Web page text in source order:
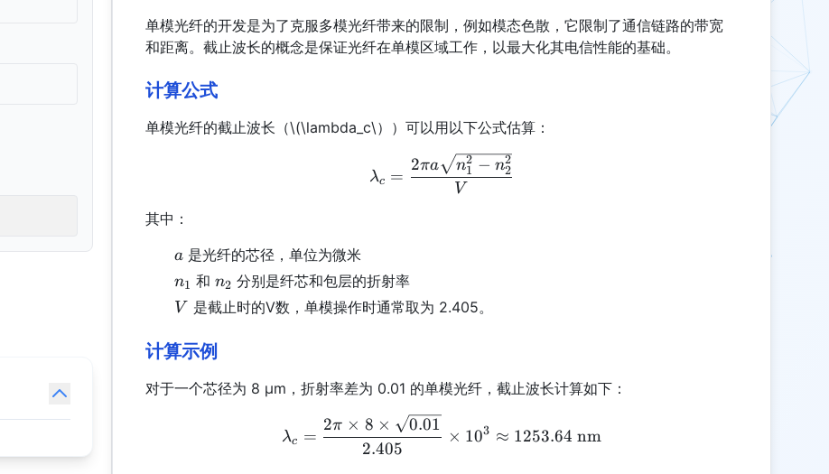
单模光纤的开发是为了克服多模光纤带来的限制，例如模态色散，它限制了通信链路的带宽
和距离。截止波长的概念是保证光纤在单模区域工作，以最大化其电信性能的基础。
计算公式
单模光纤的截止波长（\(\lambda_c\））可以用以下公式估算：
\lambda_c = \frac{2 \pi a \sqrt{n_1^2 -
λc =
V
2πa n1
2 − n2
2
其中：
a
a 是光纤的芯径，单位为微米
n_1
n1 和n_2
n2 分别是纤芯和包层的折射率
V
V 是截止时的V数，单模操作时通常取为 2.405。
计算示例
对于一个芯径为 8 μm，折射率差为 0.01 的单模光纤，截止波长计算如下：
\lambda_c = \frac{2 \pi \times 8 \times
λc =
2.405
2π × 8 × 0.01
× 103 ≈ 1253.64 nm